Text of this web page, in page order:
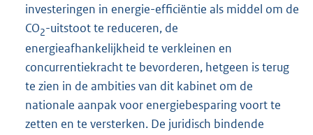
investeringen in energie-efficiëntie als middel om de
CO2-uitstoot te reduceren, de
energieafhankelijkheid te verkleinen en
concurrentiekracht te bevorderen, hetgeen is terug
te zien in de ambities van dit kabinet om de
nationale aanpak voor energiebesparing voort te
zetten en te versterken. De juridisch bindende